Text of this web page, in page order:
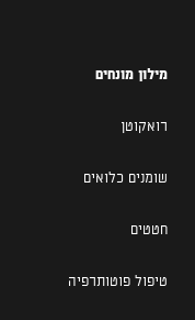
מילון מונחים
רואקוטן
שומנים כלואים
חטטים
טיפול פוטותרפיה